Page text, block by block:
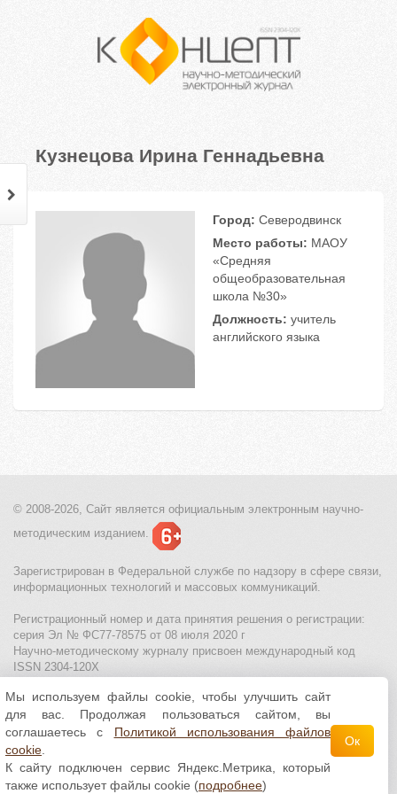
Кузнецова Ирина Геннадьевна
Город: Северодвинск
Место работы: МАОУ
«Средняя
общеобразовательная
школа №30»
Должность: учитель
английского языка
© 2008-2026, Сайт является официальным электронным научно-
методическим изданием.
Зарегистрирован в Федеральной службе по надзору в сфере связи,
информационных технологий и массовых коммуникаций.
Регистрационный номер и дата принятия решения о регистрации:
серия Эл № ФС77-78575 от 08 июля 2020 г
Научно-методическому журналу присвоен международный код
ISSN 2304-120X
МЦИТО|Школьные олимпиады и онлайн конкурсы для детей
Политика использования файлов cookie| Политика обработки и
защиты персональных данных
Все материалы доступны полицензии Creative
Commons С указанием авторства 4.0 Всемирная
Мы используем файлы cookie, чтобы улучшить сайт
для вас. Продолжая пользоваться сайтом, вы
соглашаетесь с Политикой использования файлов
cookie
К сайту подключен сервис Яндекс.Метрика, который
также использует файлы cookie (подробнее)
Ок